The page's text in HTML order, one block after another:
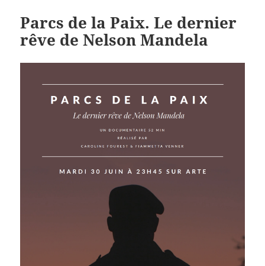
Parcs de la Paix. Le dernier
rêve de Nelson Mandela